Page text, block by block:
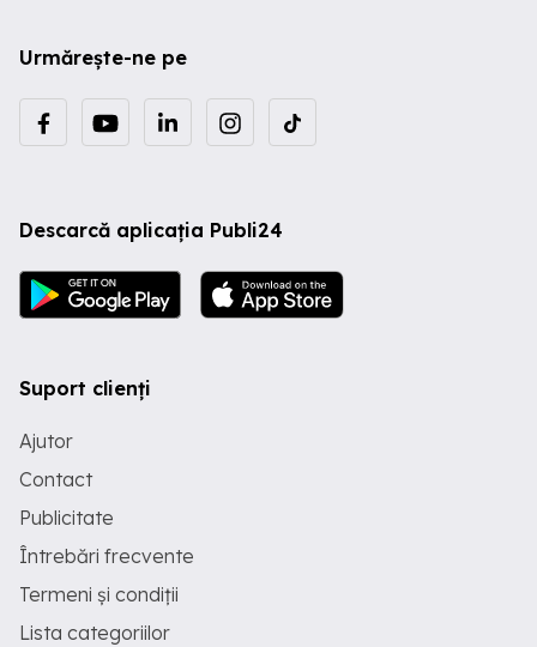
Urmărește-ne pe
Descarcă aplicația Publi24
Suport clienți
Ajutor
Contact
Publicitate
Întrebări frecvente
Termeni și condiții
Lista categoriilor